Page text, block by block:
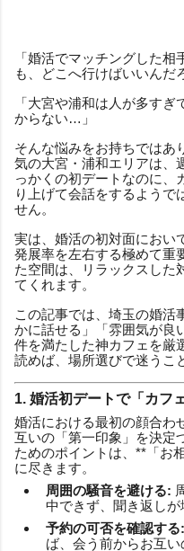
「婚活でマッチングした
も、どこへ行けばいいんだ
「大宮や浦和は人が多す
からない…」
そんな悩みをお持ちではあ
気の大宮・浦和エリアは、
っかくの初デートなのに、
り上げて会話をするようで
せん。
実は、婚活の初対面におい
発展率を左右する極めて重
た空間は、リラックスした
てくれます。
この記事では、埼玉の婚活
かに話せる」「雰囲気が良
件を満たした神カフェを厳
読めば、場所選びで迷うこ
1. 婚活初デートで「カフ
婚活における最初の顔合わ
互いの「第一印象」を決定
ためのポイントは、**「お
に尽きます。
周囲の騒音を避ける:
中できず、聞き返しが
予約の可否を確認する:
ば、会う前からお互